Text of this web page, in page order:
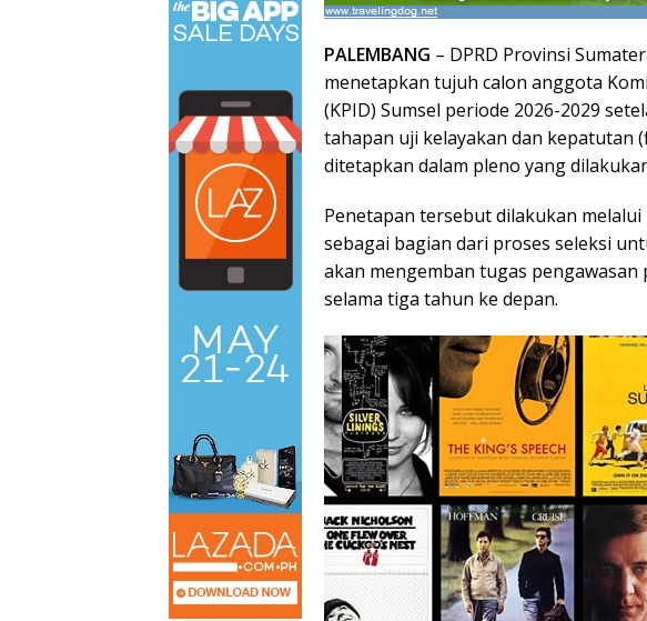
PALEMBANG – DPRD Provinsi
menetapkan tujuh calon anggota
(KPID) Sumsel periode 2026-2029
tahapan uji kelayakan dan kepatutan
ditetapkan dalam pleno yang
Penetapan tersebut dilakukan melalui
sebagai bagian dari proses seleksi
akan mengemban tugas pengawasan
selama tiga tahun ke depan.